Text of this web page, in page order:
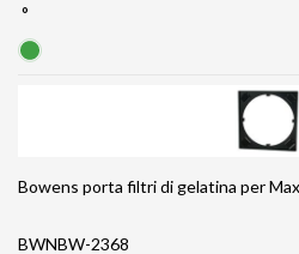
°
Bowens porta filtri di gelatina per
BWNBW-2368